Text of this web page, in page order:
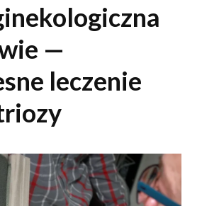
—
leczenie